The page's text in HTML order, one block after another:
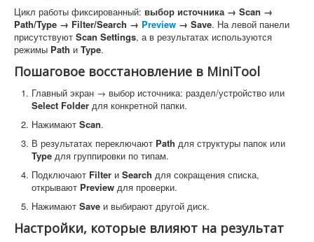
Цикл работы фиксированный: выбор источника → Scan →
Path/Type → Filter/Search → Preview → Save. На левой панели
присутствуют Scan Settings, а в результатах используются
режимы Path и Type.
Пошаговое восстановление в MiniTool
Главный экран → выбор источника: раздел/устройство или
Select Folder для конкретной папки.
Нажимают Scan.
В результатах переключают Path для структуры папок или
Type для группировки по типам.
Подключают Filter и Search для сокращения списка,
открывают Preview для проверки.
Нажимают Save и выбирают другой диск.
Настройки, которые влияют на результат